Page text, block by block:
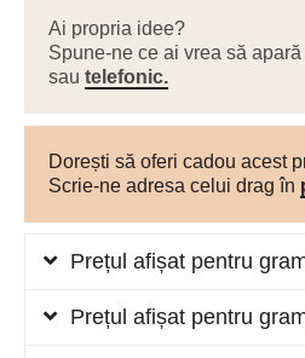
Ai propria idee?
Spune-ne ce ai vrea să
sau telefonic.
Dorești să oferi cadou acest
Scrie-ne adresa celui drag în
Prețul afișat pentru
Prețul afișat pentru